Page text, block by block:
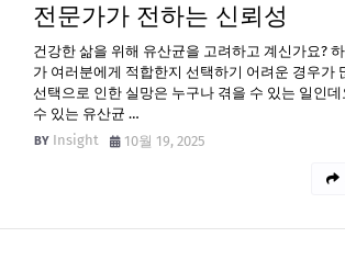
전문가가 전하는 신뢰성
건강한 삶을 위해 유산균을 고려하고 계신가요?
가 여러분에게 적합한지 선택하기 어려운 경우가
선택으로 인한 실망은 누구나 겪을 수 있는 일인
수 있는 유산균 …
Insight
10월 19, 2025